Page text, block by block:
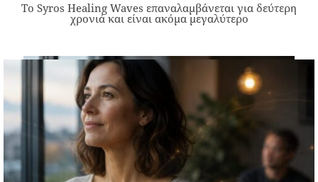
Το Syros Healing Waves επαναλαμβάνεται για δεύτερη
χρονιά και είναι ακόμα μεγαλύτερο